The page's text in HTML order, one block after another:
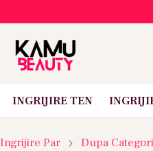
INGRIJIRE TEN
Ingrijire Par Dupa